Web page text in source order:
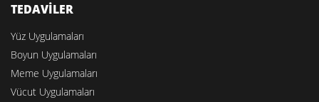
TEDAVİLER
Yüz Uygulamaları
Boyun Uygulamaları
Meme Uygulamaları
Vücut Uygulamaları